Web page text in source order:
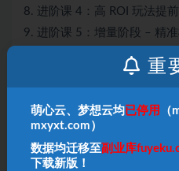
8. 进阶课 4：高 ROI 玩法提
9. 进阶课 5：增量阶段 – 精
10. 进阶课 6：放量阶段以及
12. 进阶课 8：专属人群包创
13. 进阶课 9：当下最好的投
14. 进阶课 10：当下最好的
重
萌心云、梦想云均 已停用
（
mxyxt.com）
数据均迁移至副业库
下载新版！